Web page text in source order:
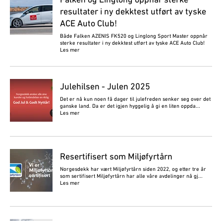
resultater i ny dekktest utført av tyske
ACE Auto Club!
Både Falken AZENIS FK520 og Linglong Sport Master oppnår
sterke resultater i ny dekktest utført av tyske ACE Auto Club!
Les mer
Julehilsen - Julen 2025
Det er nå kun noen få dager til julefreden senker seg over det
ganske land. Da er det igjen hyggelig å gi en liten oppda...
Les mer
Resertifisert som Miljøfyrtårn
Norgesdekk har vært Miljøfyrtårn siden 2022, og etter tre år
som sertifisert Miljøfyrtårn har alle våre avdelinger nå gj...
Les mer